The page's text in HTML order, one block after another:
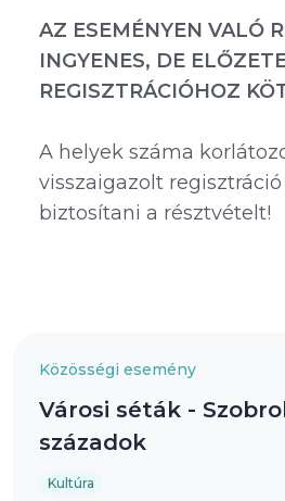
AZ ESEMÉNYEN VALÓ
INGYENES, DE
REGISZTRÁCIÓHOZ
A helyek száma
visszaigazolt
biztosítani a résztvételt!
Közösségi esemény
Városi séták -
századok
Kultúra